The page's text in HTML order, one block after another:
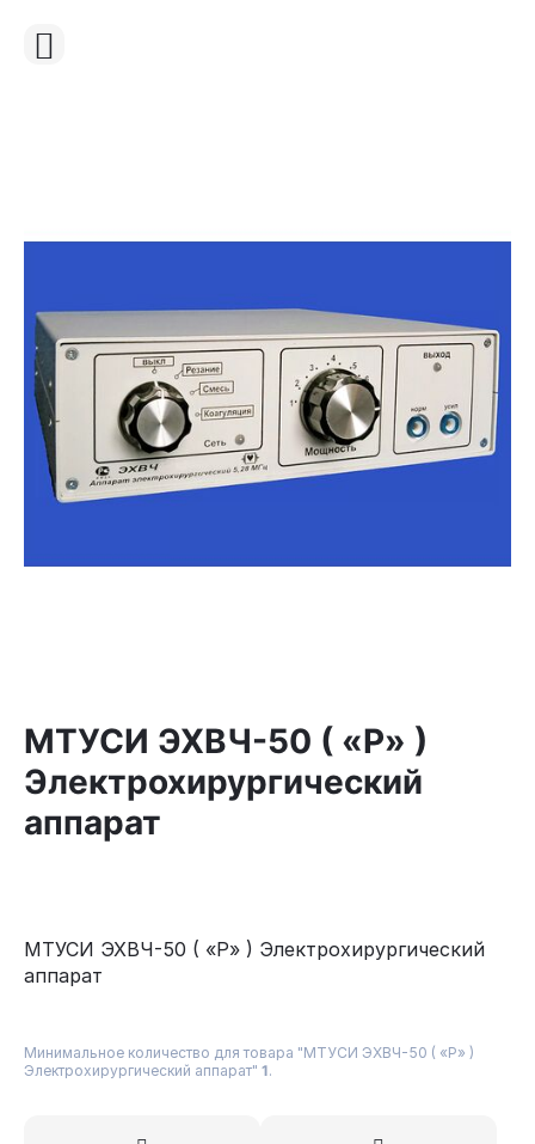
МТУСИ ЭХВЧ-50 ( «Р» )
Электрохирургический
аппарат
МТУСИ ЭХВЧ-50 ( «Р» ) Электрохирургический
аппарат
Минимальное количество для товара "МТУСИ ЭХВЧ-50 ( «Р» )
Электрохирургический аппарат" 1.